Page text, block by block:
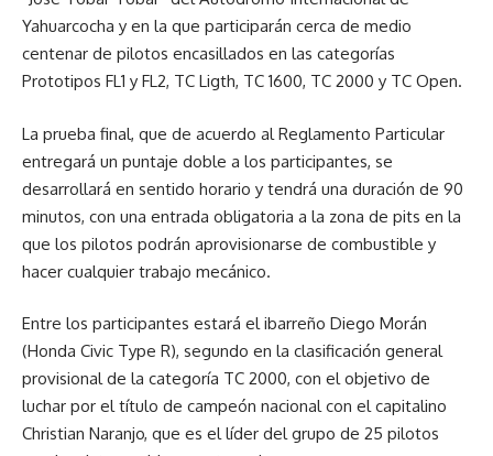
Yahuarcocha y en la que participarán cerca de medio
centenar de pilotos encasillados en las categorías
Prototipos FL1 y FL2, TC Ligth, TC 1600, TC 2000 y TC Open.
La prueba final, que de acuerdo al Reglamento Particular
entregará un puntaje doble a los participantes, se
desarrollará en sentido horario y tendrá una duración de 90
minutos, con una entrada obligatoria a la zona de pits en la
que los pilotos podrán aprovisionarse de combustible y
hacer cualquier trabajo mecánico.
Entre los participantes estará el ibarreño Diego Morán
(Honda Civic Type R), segundo en la clasificación general
provisional de la categoría TC 2000, con el objetivo de
luchar por el título de campeón nacional con el capitalino
Christian Naranjo, que es el líder del grupo de 25 pilotos